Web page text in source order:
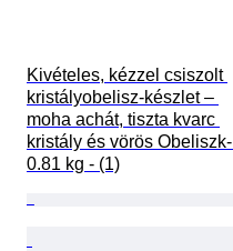
Kivételes, kézzel csiszolt
kristályobelisz-készlet –
moha achát, tiszta kvarc
kristály és vörös Obeliszk-
0.81 kg - (1)